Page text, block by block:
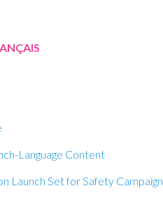
Language Content
Launch Set for Safety Campaign